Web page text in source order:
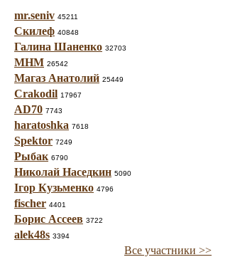
mr.seniv 45211
Скилеф 40848
Галина Шаненко 32703
МНМ 26542
Магаз Анатолий 25449
Crakodil 17967
AD70 7743
haratoshka 7618
Spektor 7249
Рыбак 6790
Николай Наседкин 5090
Ігор Кузьменко 4796
fischer 4401
Борис Ассеев 3722
alek48s 3394
Все участники >>